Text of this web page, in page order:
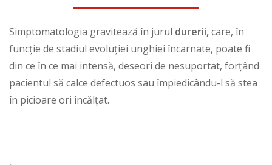
Simptomatologia gravitează în jurul durerii,care, în
funcție de stadiul evoluției unghiei încarnate, poate fi
din ce în ce mai intensă, deseori de nesuportat, forțând
pacientul să calce defectuos sau împiedicându-l să stea
în picioare ori încălțat.